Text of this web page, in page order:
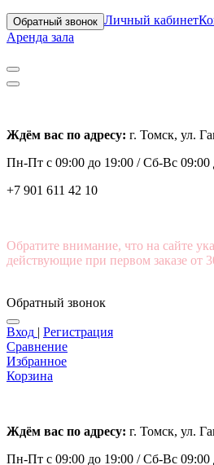
Обратный звонок Личный кабинет
Аренда зала
Ждём вас по адресу: г. Томск, ул.
Пн-Пт с 09:00 до 19:00 /Сб-Вс 09:00
+7 901 611 42 10
Обратите внимание, что на сайте
действующие при первом заказе от
Обратный звонок
Вход | Регистрация
Сравнение
Избранное
Корзина
Ждём вас по адресу: г. Томск, ул.
Пн-Пт с 09:00 до 19:00 /Сб-Вс 09:00